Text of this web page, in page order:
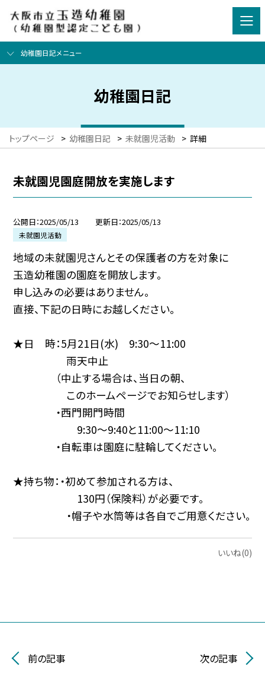
幼稚園日記メニュー
幼稚園日記
トップページ > 幼稚園日記 > 未就園児活動 > 詳細
未就園児園庭開放を実施します
公開日 2025/05/13 更新日 2025/05/13
未就園児活動
地域の未就園児さんとその保護者の方を対象に
玉造幼稚園の園庭を開放します。
申し込みの必要はありません。
直接、下記の日時にお越しください。
★日 時：5月21日(水) 9:30〜11:00
雨天中止
（中止する場合は、当日の朝、
このホームページでお知らせします）
・西門開門時間
9:30〜9:40と11:00〜11:10
・自転車は園庭に駐輪してください。
★持ち物：・初めて参加される方は、
130円（保険料）が必要です。
・帽子や水筒等は各自でご用意ください。
いいね(0)
前の記事 次の記事